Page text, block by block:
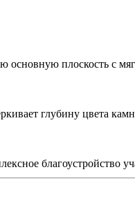
плоскость с
глубину цвета
благоустройство